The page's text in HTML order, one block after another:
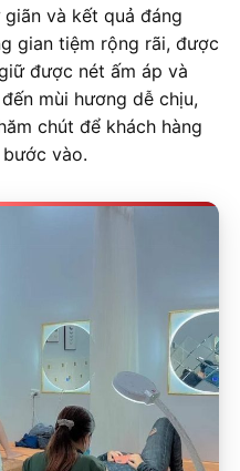
và kết quả đáng
gian tiệm rộng rãi, được
được nét ấm áp và
mùi hương dễ chịu,
chút để khách hàng
vào.